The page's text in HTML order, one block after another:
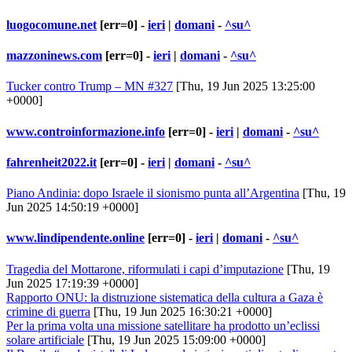
luogocomune.net [err=0] - ieri | domani - ^su^
mazzoninews.com [err=0] - ieri | domani - ^su^
Tucker contro Trump – MN #327 [Thu, 19 Jun 2025 13:25:00
+0000]
www.controinformazione.info [err=0] - ieri | domani - ^su^
fahrenheit2022.it [err=0] - ieri | domani - ^su^
Piano Andinia: dopo Israele il sionismo punta all’Argentina [Thu, 19
Jun 2025 14:50:19 +0000]
www.lindipendente.online [err=0] - ieri| domani- ^su^
Tragedia del Mottarone, riformulati i capi d’imputazione [Thu, 19
Jun 2025 17:19:39 +0000]
Rapporto ONU: la distruzione sistematica della cultura a Gaza è
crimine di guerra [Thu, 19 Jun 2025 16:30:21 +0000]
Per la prima volta una missione satellitare ha prodotto un’eclissi
solare artificiale [Thu, 19 Jun 2025 15:09:00 +0000]